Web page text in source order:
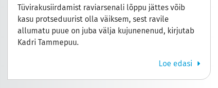
Tüvirakusiirdamist raviarsenali lõppu jättes võib
kasu protseduurist olla väiksem, sest ravile
allumatu puue on juba välja kujunenenud, kirjutab
Kadri Tammepuu.
Loe edasi